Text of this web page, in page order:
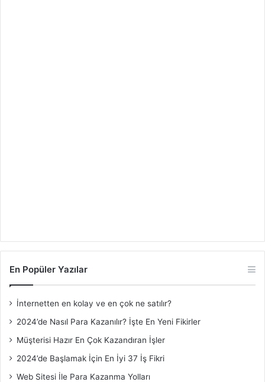
En Popüler Yazılar
İnternetten en kolay ve en çok ne satılır?
2024’de Nasıl Para Kazanılır? İşte En Yeni Fikirler
Müşterisi Hazır En Çok Kazandıran İşler
2024’de Başlamak İçin En İyi 37 İş Fikri
Web Sitesi İle Para Kazanma Yolları